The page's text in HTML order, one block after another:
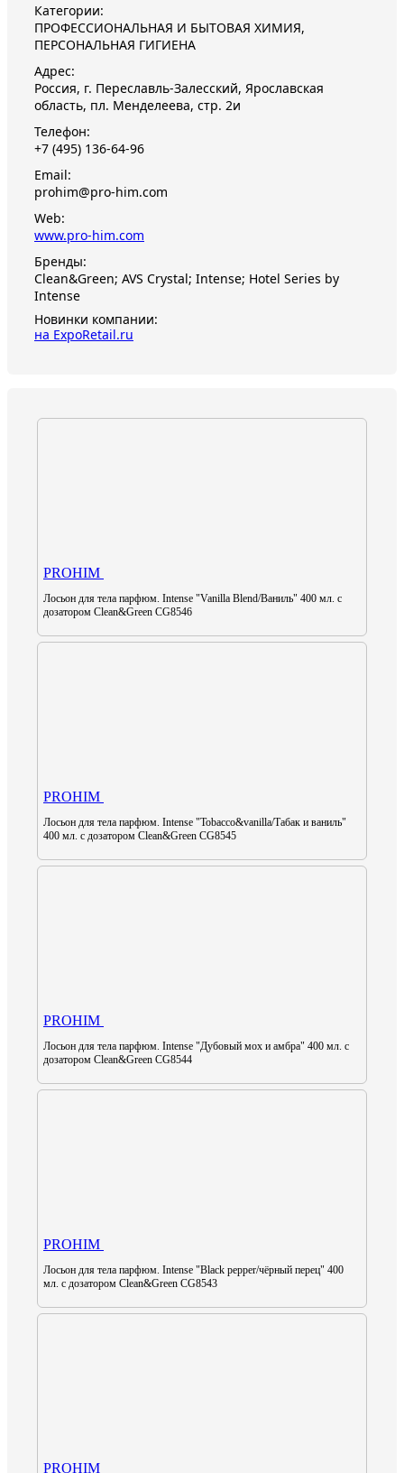
Категории:
ПРОФЕССИОНАЛЬНАЯ И БЫТОВАЯ ХИМИЯ,
ПЕРСОНАЛЬНАЯ ГИГИЕНА
Адрес:
Россия, г. Переславль-Залесский, Ярославская
область, пл. Менделеева, стр. 2и
Телефон:
+7 (495) 136-64-96
Email:
prohim@pro-him.com
Web:
www.pro-him.com
Бренды:
Clean&Green; AVS Crystal; Intense; Hotel Series by
Intense
Новинки компании:
на ExpoRetail.ru
PROHIM
Лосьон для тела парфюм. Intense "Vanilla Blend/Ваниль" 400 мл. с
дозатором Clean&Green CG8546
PROHIM
Лосьон для тела парфюм. Intense "Tobacco&vanilla/Табак и ваниль"
400 мл. с дозатором Clean&Green CG8545
PROHIM
Лосьон для тела парфюм. Intense "Дубовый мох и амбра" 400 мл. с
дозатором Clean&Green CG8544
PROHIM
Лосьон для тела парфюм. Intense "Black pepper/чёрный перец" 400
мл. с дозатором Clean&Green CG8543
PROHIM